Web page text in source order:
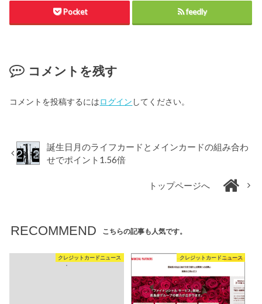
Pocket feedly
コメントを残す
コメントを投稿するにはログイン してください。
誕生日月のライフカードとメインカードの組み合わ
せでポイント1.56倍
トップページへ
RECOMMEND こちらの記事も人気です。
クレジットカードニュース クレジットカードニュース